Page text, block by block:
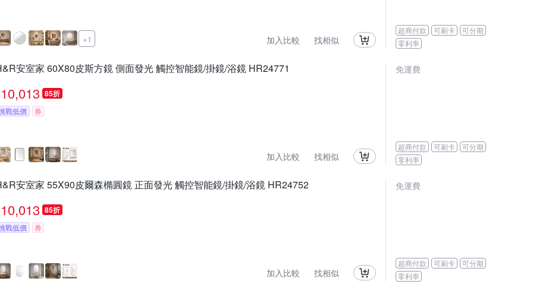
+1 加入比較 找相似
超商付款 可刷卡
可分期
零利率
安室家 60X80皮斯方鏡 側面發光 觸控智能鏡/掛鏡/浴鏡 HR24771
10,013 85折
戰低價 券
加入比較 找相似
免運費
超商付款 可刷卡
可分期
零利率
安室家 55X90皮爾森橢圓鏡 正面發光 觸控智能鏡/掛鏡/浴鏡 HR24752
10,013 85折
戰低價 券
加入比較 找相似
免運費
超商付款 可刷卡
可分期
零利率